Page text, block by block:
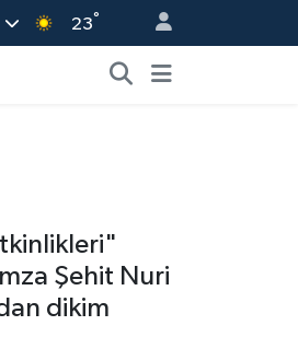
23°
Şehit Nuri
dikim